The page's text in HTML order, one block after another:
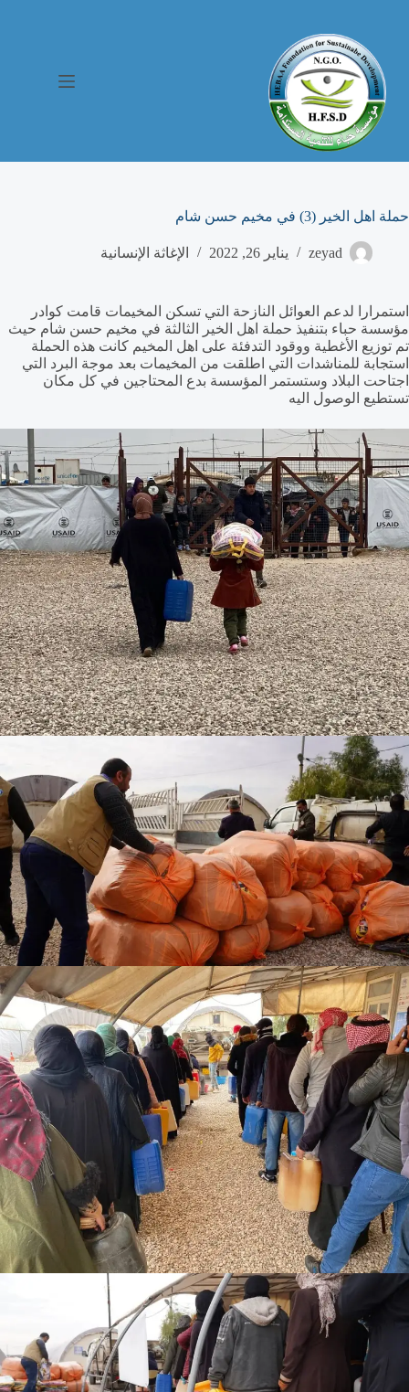
حملة اهل الخير (3) في مخيم حسن شام
zeyad يناير 26, 2022 الإغاثة الإنسانية
استمرارا لدعم العوائل النازحة التي تسكن المخيمات قامت كوادر
مؤسسة حباء بتنفيذ حملة اهل الخير الثالثة في مخيم حسن شام حيث
تم توزيع الأغطية ووقود التدفئة على اهل المخيم كانت هذه الحملة
استجابة للمناشدات التي اطلقت من المخيمات بعد موجة البرد التي
اجتاحت البلاد وستستمر المؤسسة بدع المحتاجين في كل مكان
تستطيع الوصول اليه